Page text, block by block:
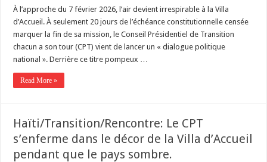
À l’approche du 7 février 2026, l’air devient irrespirable à la Villa
d’Accueil. À seulement 20 jours de l’échéance constitutionnelle censée
marquer la fin de sa mission, le Conseil Présidentiel de Transition
chacun a son tour (CPT) vient de lancer un « dialogue politique
national ». Derrière ce titre pompeux …
Read More »
Haïti/Transition/Rencontre: Le CPT
s’enferme dans le décor de la Villa d’Accueil
pendant que le pays sombre.